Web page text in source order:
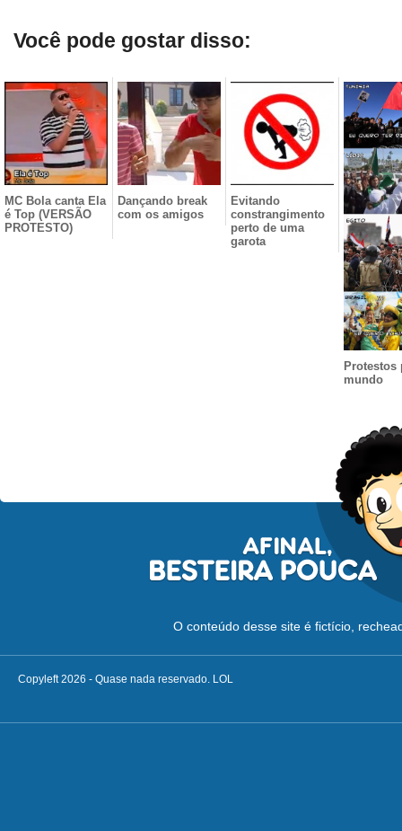
Você pode gostar disso:
MC Bola canta Ela
é Top (VERSÃO
PROTESTO)
Dançando break
com os amigos
Evitando
constrangimento
perto de uma
garota
Protestos
mundo
O conteúdo desse site é fictício,
Copyleft 2026 - Quase nada reservado. LOL